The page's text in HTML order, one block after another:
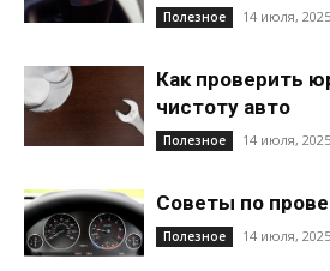
Полезное 14 июля, 2025
Как проверить
чистоту авто
Полезное 14 июля, 2025
Советы по
Полезное 14 июля, 2025